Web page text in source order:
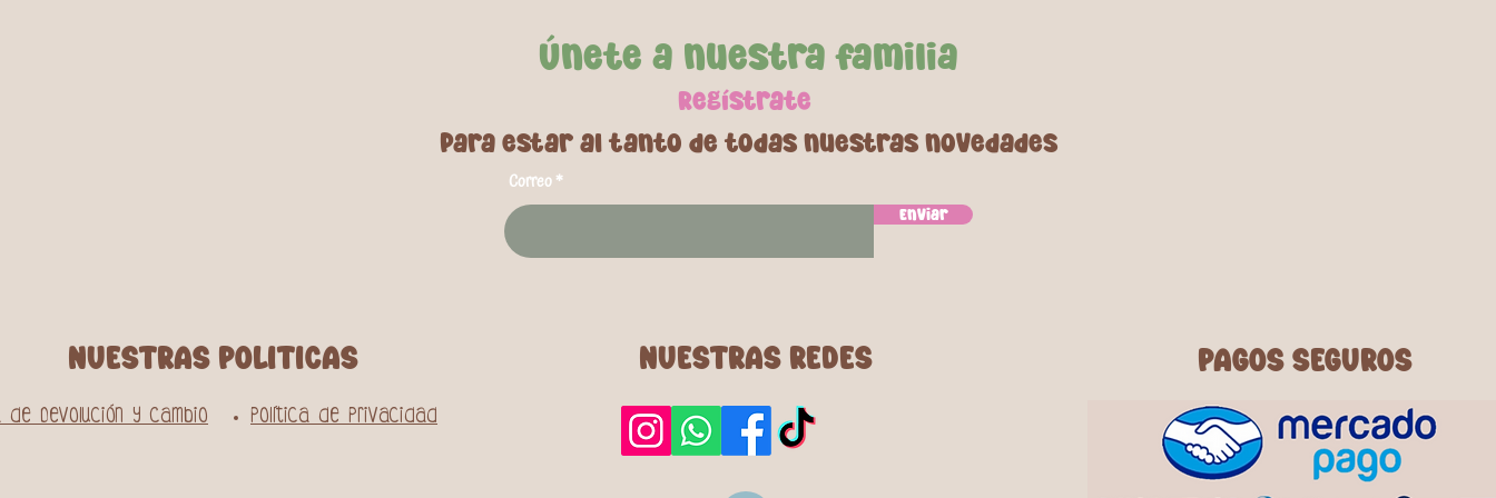
Únete a nuestra familia
Regístrate
para estar al tanto de todas nuestras novedades
Correo
Enviar
NUESTRAS POLITICAS
Devolución y Cambio Política de Privacidad
NUESTRAS REDES PAGOS SEGUROS